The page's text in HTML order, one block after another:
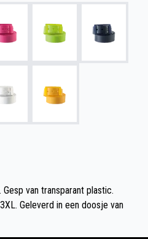
van transparant plastic.
Geleverd in een doosje van